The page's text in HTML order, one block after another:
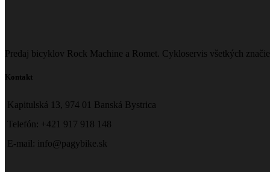
Predaj bicyklov Rock Machine a Romet. Cykloservis všetkých
Kontakt
Kapitulská 13, 974 01 Banská Bystrica
Telefón: +421 917 918 148
E-mail: info@pagybike.sk